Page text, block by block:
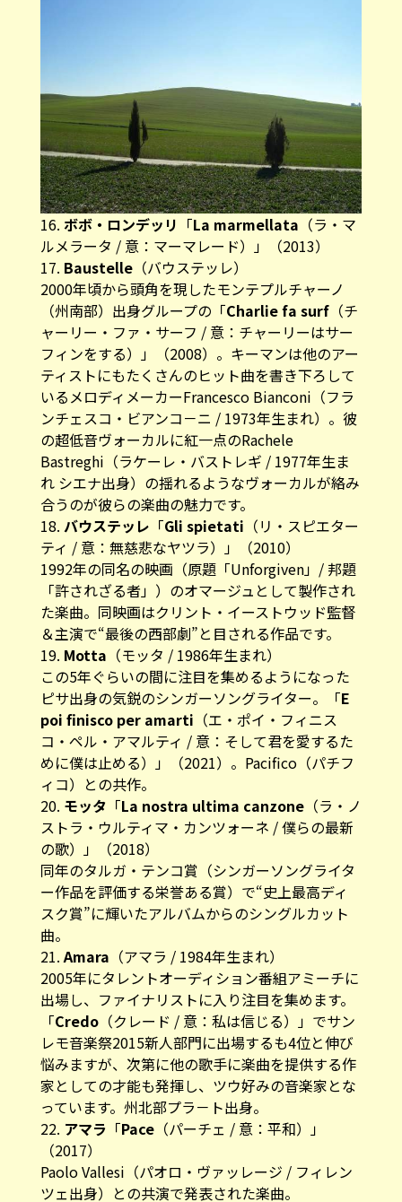
16. ボボ・ロンデッリ 「La marmellata （ラ・マ
ルメラータ / 意：マーマレード）」（2013）
17. Baustelle（バウステッレ）
2000年頃から頭角を現したモンテプルチャーノ
（州南部）出身グループの「Charlie fa surf（チ
ャーリー・ファ・サーフ / 意：チャーリーはサー
フィンをする）」（2008）。キーマンは他のアー
ティストにもたくさんのヒット曲を書き下ろして
いるメロディメーカーFrancesco Bianconi（フラ
ンチェスコ・ビアンコ－ニ / 1973年生まれ）。彼
の超低音ヴォーカルに紅一点のRachele
Bastreghi（ラケーレ・バストレギ / 1977年生ま
れ シエナ出身）の揺れるようなヴォーカルが絡み
合うのが彼らの楽曲の魅力です。
18. バウステッレ 「Gli spietati （リ・スピエター
ティ / 意：無慈悲なヤツラ）」（2010）
1992年の同名の映画（原題「Unforgiven」/ 邦題
「許されざる者」）のオマージュとして製作され
た楽曲。同映画はクリント・イーストウッド監督
＆主演で“最後の西部劇”と目される作品です。
19. Motta （モッタ / 1986年生まれ）
この5年ぐらいの間に注目を集めるようになった
ピサ出身の気鋭のシンガーソングライター。「E
poi finisco per amarti （エ・ポイ・フィニス
コ・ペル・アマルティ / 意：そして君を愛するた
めに僕は止める）」（2021）。Pacifico（パチフ
ィコ）との共作。
20. モッタ 「La nostra ultima canzone（ラ・ノ
ストラ・ウルティマ・カンツォーネ / 僕らの最新
の歌）」（2018）
同年のタルガ・テンコ賞（シンガーソングライタ
ー作品を評価する栄誉ある賞）で“史上最高ディ
スク賞”に輝いたアルバムからのシングルカット
曲。
21. Amara （アマラ / 1984年生まれ）
2005年にタレントオーディション番組アミーチに
出場し、ファイナリストに入り注目を集めます。
「Credo（クレード / 意：私は信じる）」でサン
レモ音楽祭2015新人部門に出場するも4位と伸び
悩みますが、次第に他の歌手に楽曲を提供する作
家としての才能も発揮し、ツウ好みの音楽家とな
っています。州北部プラ－ト出身。
22. アマラ 「Pace（パーチェ / 意：平和）」
（2017）
Paolo Vallesi（パオロ・ヴァッレージ / フィレン
ツェ出身）との共演で発表された楽曲。